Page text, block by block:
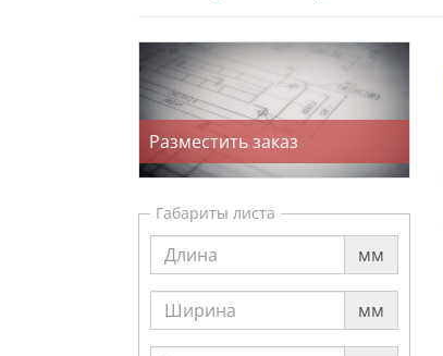
Разместить заказ
Габариты листа
мм
мм